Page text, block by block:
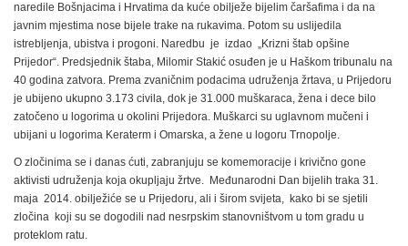
naredile Bošnjacima i Hrvatima da kuće obilježe bijelim čaršafima i da na
javnim mjestima nose bijele trake na rukavima. Potom su uslijedila
istrebljenja, ubistva i progoni. Naredbu je izdao „Krizni štab opšine
Prijedor“. Predsjednik štaba, Milomir Stakić osuđen je u Haškom tribunalu na
40 godina zatvora. Prema zvaničnim podacima udruženja žrtava, u Prijedoru
je ubijeno ukupno 3.173 civila, dok je 31.000 muškaraca, žena i dece bilo
zatočeno u logorima u okolini Prijedora. Muškarci su uglavnom mučeni i
ubijani u logorima Keraterm i Omarska, a žene u logoru Trnopolje.
O zločinima se i danas ćuti, zabranjuju se komemoracije i krivično gone
aktivisti udruženja koja okupljaju žrtve. Međunarodni Dan bijelih traka 31.
maja 2014. obilježiće se u Prijedoru, ali i širom svijeta, kako bi se sjetili
zločina koji su se dogodili nad nesrpskim stanovništvom u tom gradu u
proteklom ratu.